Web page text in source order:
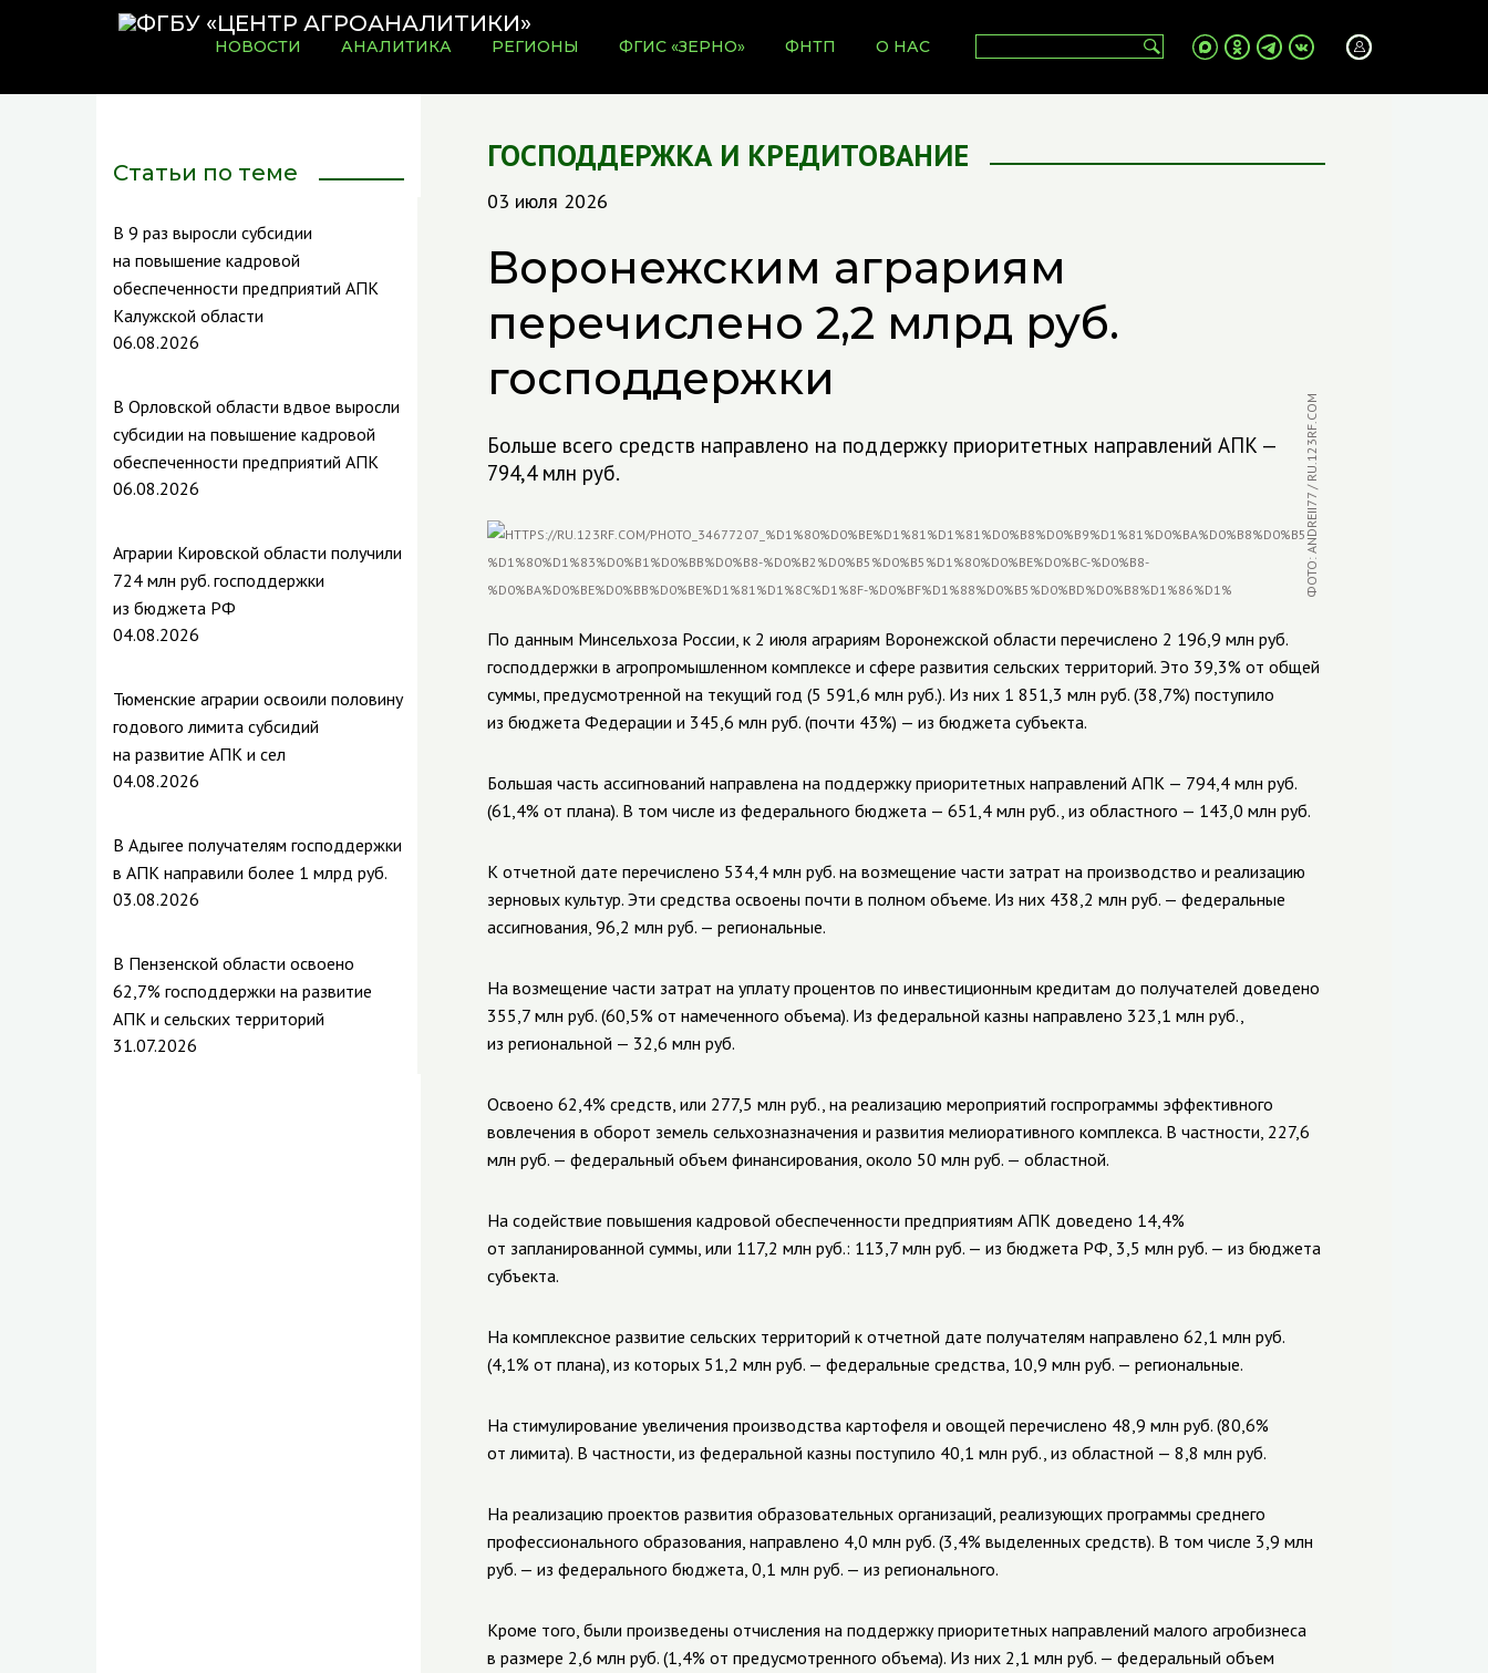
НОВОСТИ АНАЛИТИКА РЕГИОНЫ ФГИС «ЗЕРНО» ФНТП О НАС
Статьи по теме
В 9 раз выросли субсидии
на повышение кадровой
обеспеченности предприятий АПК
Калужской области
06.08.2026
В Орловской области вдвое выросли
субсидии на повышение кадровой
обеспеченности предприятий АПК
06.08.2026
Аграрии Кировской области получили
724 млн руб. господдержки
из бюджета РФ
04.08.2026
Тюменские аграрии освоили половину
годового лимита субсидий
на развитие АПК и сел
04.08.2026
В Адыгее получателям господдержки
в АПК направили более 1 млрд руб.
03.08.2026
В Пензенской области освоено
62,7% господдержки на развитие
АПК и сельских территорий
31.07.2026
ГОСПОДДЕРЖКА И КРЕДИТОВАНИЕ
03 июля 2026
Воронежским аграриям
перечислено 2,2 млрд руб.
господдержки
Больше всего средств направлено на поддержку приоритетных направлений АПК —
794,4 млн руб.
ФОТО: ANDREII77 / RU.123RF.COM
По данным Минсельхоза России, к 2 июля аграриям Воронежской области перечислено 2 196,9 млн руб.
господдержки в агропромышленном комплексе и сфере развития сельских территорий. Это 39,3% от общей
суммы, предусмотренной на текущий год (5 591,6 млн руб.). Из них 1 851,3 млн руб. (38,7%) поступило
из бюджета Федерации и 345,6 млн руб. (почти 43%) — из бюджета субъекта.
Большая часть ассигнований направлена на поддержку приоритетных направлений АПК — 794,4 млн руб.
(61,4% от плана). В том числе из федерального бюджета — 651,4 млн руб., из областного — 143,0 млн руб.
К отчетной дате перечислено 534,4 млн руб. на возмещение части затрат на производство и реализацию
зерновых культур. Эти средства освоены почти в полном объеме. Из них 438,2 млн руб. — федеральные
ассигнования, 96,2 млн руб. — региональные.
На возмещение части затрат на уплату процентов по инвестиционным кредитам до получателей доведено
355,7 млн руб. (60,5% от намеченного объема). Из федеральной казны направлено 323,1 млн руб.,
из региональной — 32,6 млн руб.
Освоено 62,4% средств, или 277,5 млн руб., на реализацию мероприятий госпрограммы эффективного
вовлечения в оборот земель сельхозназначения и развития мелиоративного комплекса. В частности, 227,6
млн руб. — федеральный объем финансирования, около 50 млн руб. — областной.
На содействие повышения кадровой обеспеченности предприятиям АПК доведено 14,4%
от запланированной суммы, или 117,2 млн руб.: 113,7 млн руб. — из бюджета РФ, 3,5 млн руб. — из бюджета
субъекта.
На комплексное развитие сельских территорий к отчетной дате получателям направлено 62,1 млн руб.
(4,1% от плана), из которых 51,2 млн руб. — федеральные средства, 10,9 млн руб. — региональные.
На стимулирование увеличения производства картофеля и овощей перечислено 48,9 млн руб. (80,6%
от лимита). В частности, из федеральной казны поступило 40,1 млн руб., из областной — 8,8 млн руб.
На реализацию проектов развития образовательных организаций, реализующих программы среднего
профессионального образования, направлено 4,0 млн руб. (3,4% выделенных средств). В том числе 3,9 млн
руб. — из федерального бюджета, 0,1 млн руб. — из регионального.
Кроме того, были произведены отчисления на поддержку приоритетных направлений малого агробизнеса
в размере 2,6 млн руб. (1,4% от предусмотренного объема). Из них 2,1 млн руб. — федеральный объем